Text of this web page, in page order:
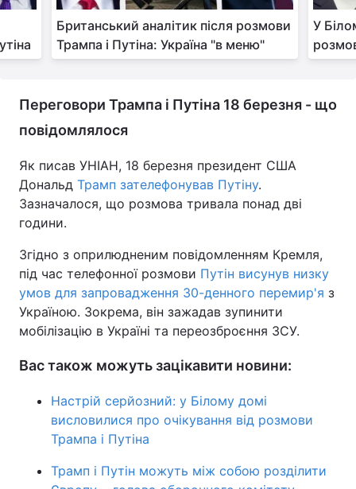
Британський аналітик після розмови
Трампа і Путіна: Україна "в меню"
У
Переговори Трампа і Путіна 18 березня - що
повідомлялося
Як писав УНІАН, 18 березня президент США
Дональд Трамп зателефонував Путіну.
Зазначалося, що розмова тривала понад дві
години.
Згідно з оприлюдненим повідомленням Кремля,
під час телефонної розмови Путін висунув низку
умов для запровадження 30-денного перемир'я з
Україною. Зокрема, він зажадав зупинити
мобілізацію в Україні та переозброєння ЗСУ.
Вас також можуть зацікавити новини:
Настрій серйозний: у Білому домі
висловилися про очікування від розмови
Трампа і Путіна
Трамп і Путін можуть між собою розділити